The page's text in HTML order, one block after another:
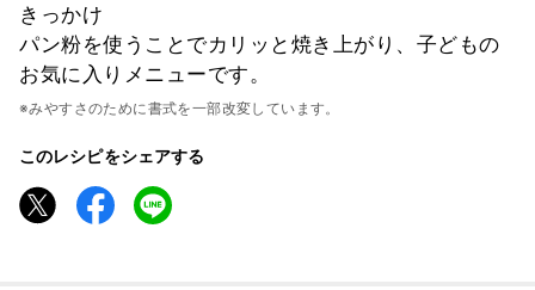
きっかけ
パン粉を使うことでカリッと焼き上がり、子どもの
お気に入りメニューです。
※みやすさのために書式を一部改変しています。
このレシピをシェアする